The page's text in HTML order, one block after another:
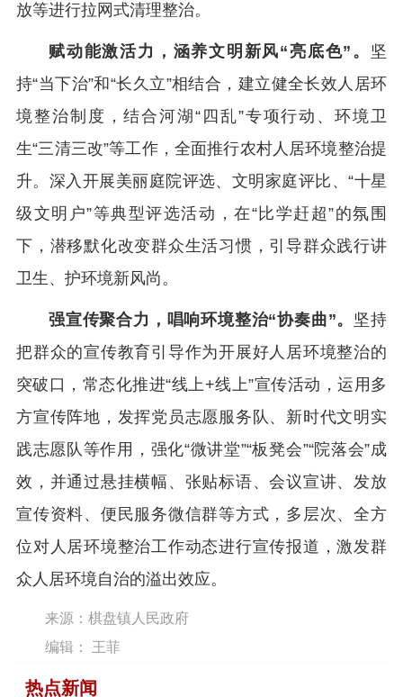
放等进行拉网式清理整治。
赋动能激活力，涵养文明新风“亮底色”。 坚
持“当下治”和“长久立”相结合，建立健全长效人居环
境整治制度，结合河湖“四乱”专项行动、环境卫
生“三清三改”等工作，全面推行农村人居环境整治提
升。深入开展美丽庭院评选、文明家庭评比、“十星
级文明户”等典型评选活动，在“比学赶超”的氛围
下，潜移默化改变群众生活习惯，引导群众践行讲
卫生、护环境新风尚。
强宣传聚合力，唱响环境整治“协奏曲”。 坚持
把群众的宣传教育引导作为开展好人居环境整治的
突破口，常态化推进“线上+线上”宣传活动，运用多
方宣传阵地，发挥党员志愿服务队、新时代文明实
践志愿队等作用，强化“微讲堂”“板凳会”“院落会”成
效，并通过悬挂横幅、张贴标语、会议宣讲、发放
宣传资料、便民服务微信群等方式，多层次、全方
位对人居环境整治工作动态进行宣传报道，激发群
众人居环境自治的溢出效应。
来源：​棋盘镇人民政府
编辑： 王菲
热点新闻